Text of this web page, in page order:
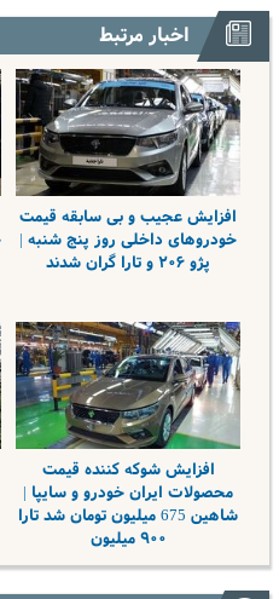
اخبار مرتبط
افزایش عجیب و بی سابقه قیمت
خودروهای داخلی روز پنج شنبه |
پژو ۲۰۶ و تارا گران شدند
افزایش شوکه کننده قیمت
محصولات ایران خودرو و سایپا |
شاهین 675 میلیون تومان شد تارا
۹۰۰ میلیون